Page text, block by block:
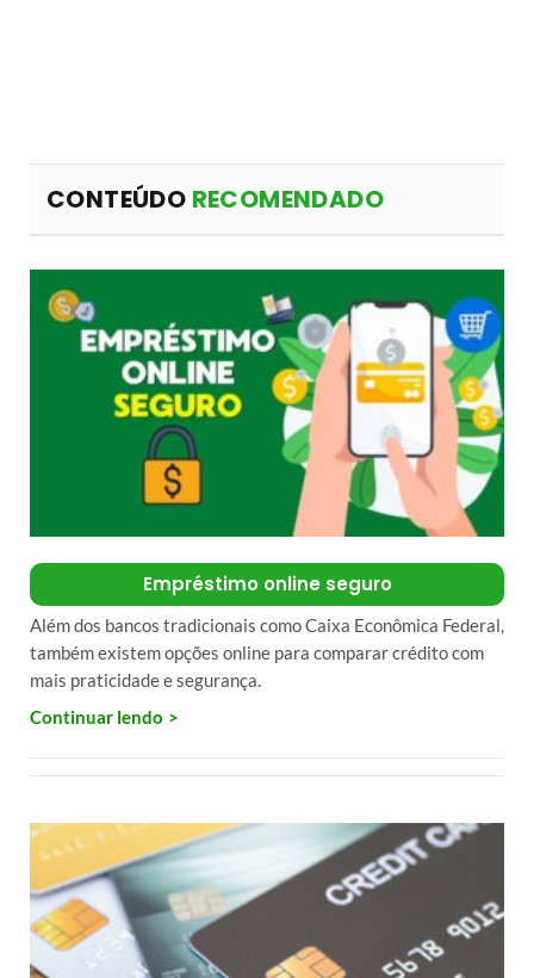
CONTEÚDO RECOMENDADO
Empréstimo online seguro
Além dos bancos tradicionais como Caixa Econômica Federal,
também existem opções online para comparar crédito com
mais praticidade e segurança.
Continuar lendo